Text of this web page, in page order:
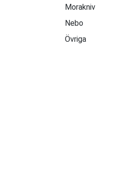
Morakniv
Nebo
Övriga